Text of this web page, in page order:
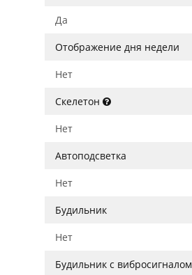
Да
Отображение дня недели
Нет
Скелетон
Нет
Автоподсветка
Нет
Будильник
Нет
Будильник с вибросигналом